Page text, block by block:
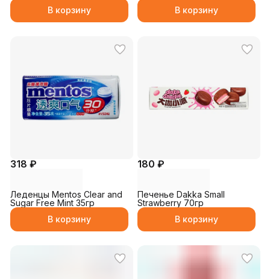
В корзину
В корзину
318 ₽
Леденцы Mentos Clear and
Sugar Free Mint 35гр
В корзину
180 ₽
Печенье Dakka Small
Strawberry 70гр
В корзину